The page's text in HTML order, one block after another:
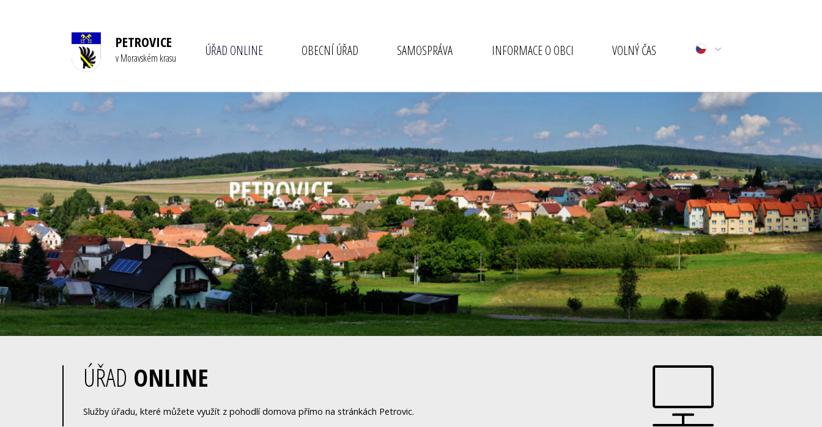
PETROVICE
v Moravském krasu ÚŘAD ONLINE OBECNÍ ÚŘAD SAMOSPRÁVA INFORMACE O OBCI VOLNÝ ČAS
ÚŘAD ONLINE
Služby úřadu, které můžete využít z pohodlí domova přímo na stránkách Petrovic.